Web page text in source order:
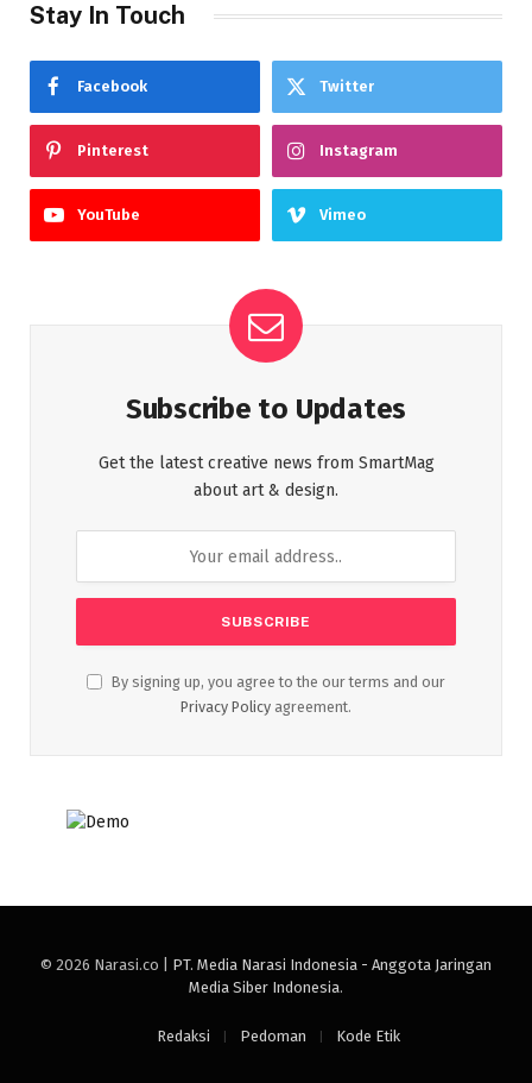
Stay In Touch
Facebook Twitter
Pinterest Instagram
YouTube Vimeo
Subscribe to Updates
Get the latest creative news from SmartMag
about art & design.
By signing up, you agree to the our terms and our
Privacy Policy agreement.
© 2026 Narasi.co | PT. Media Narasi Indonesia - Anggota Jaringan
Media Siber Indonesia.
Redaksi Pedoman Kode Etik